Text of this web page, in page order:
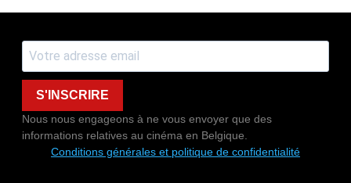
S'INSCRIRE
Nous nous engageons à ne vous envoyer que des
informations relatives au cinéma en Belgique.
Conditions générales et politique de confidentialité